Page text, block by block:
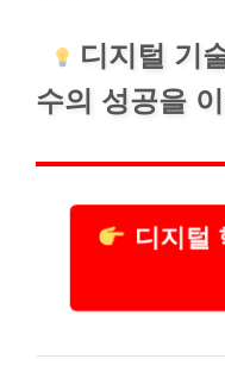
디지털 기
수의 성공을
디지털